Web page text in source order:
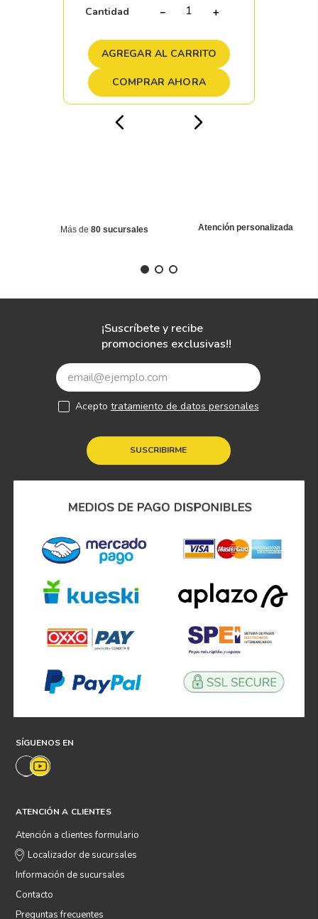
Cantidad ＋
－
AGREGAR AL CARRITO
COMPRAR AHORA
Más de 80 sucursales Atención personalizada
¡Suscríbete y recibe
promociones exclusivas!!
SUSCRIBIRME
Acepto tratamiento de datos personales
SÍGUENOS EN
ATENCIÓN A CLIENTES
Atención a clientes formulario
Localizador de sucursales
Información de sucursales
Contacto
Preguntas frecuentes